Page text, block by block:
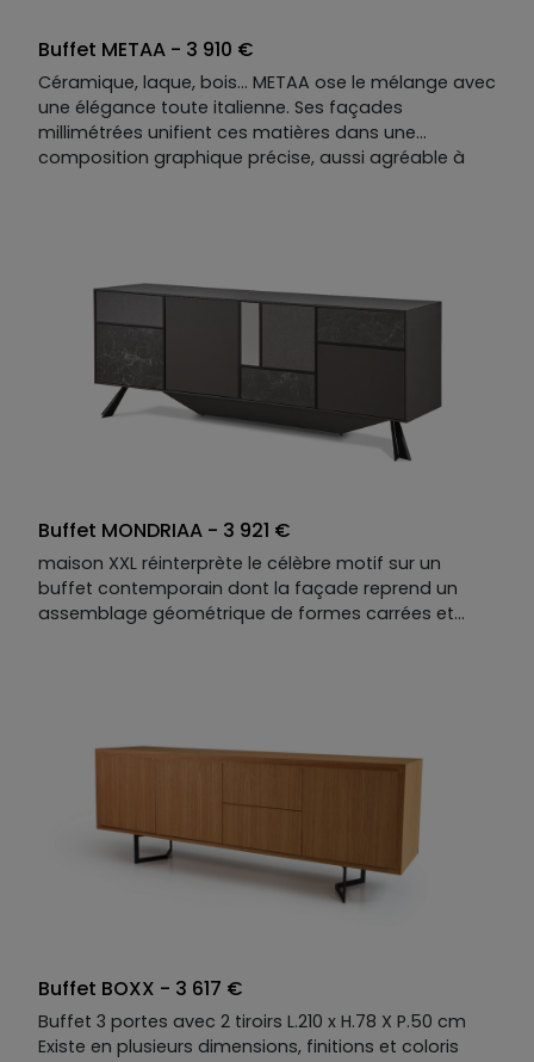
Buffet METAA - 3 910 €
Céramique, laque, bois… METAA ose le mélange avec
une élégance toute italienne. Ses façades
millimétrées unifient ces matières dans une
composition graphique précise, aussi agréable à
jamais entre beauté et fonctionnalité — il conjugue
Buffet MONDRIAA - 3 921 €
maison XXL réinterprète le célèbre motif sur un
buffet contemporain dont la façade reprend un
assemblage géométrique de formes carrées et
Buffet BOXX - 3 617 €
Buffet 3 portes avec 2 tiroirs L.210 x H.78 X P.50 cm
Existe en plusieurs dimensions, finitions et coloris